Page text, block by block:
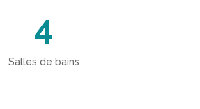
4
Salles de bains